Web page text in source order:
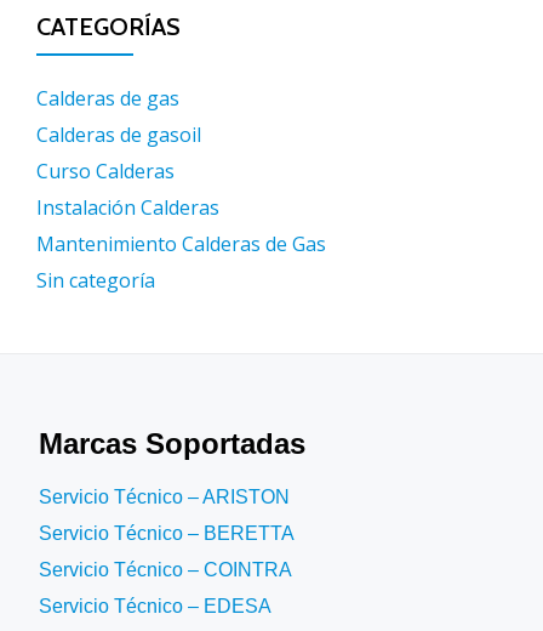
CATEGORÍAS
Calderas de gas
Calderas de gasoil
Curso Calderas
Instalación Calderas
Mantenimiento Calderas de Gas
Sin categoría
Marcas Soportadas
Servicio Técnico – ARISTON
Servicio Técnico – BERETTA
Servicio Técnico – COINTRA
Servicio Técnico – EDESA